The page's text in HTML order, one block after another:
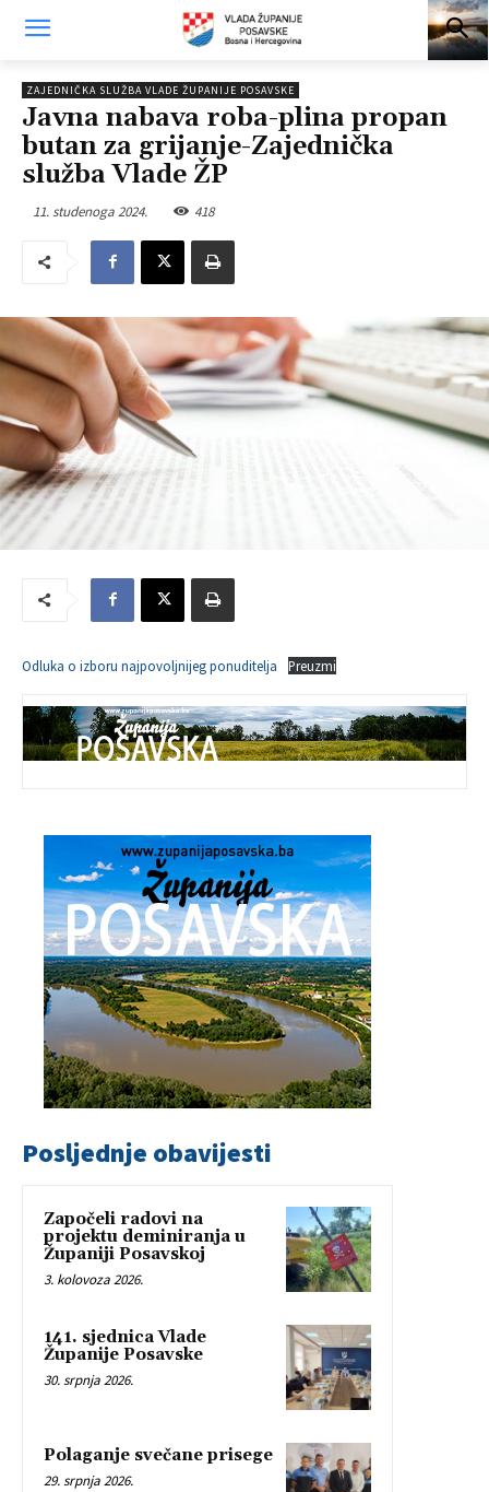
ZAJEDNIČKA SLUŽBA VLADE ŽUPANIJE POSAVSKE
Javna nabava roba-plina propan
butan za grijanje-Zajednička
služba Vlade ŽP
11. studenoga 2024. 418
Odluka o izboru najpovoljnijeg ponuditelja Preuzmi
Posljednje obavijesti
Započeli radovi na
projektu deminiranja u
Županiji Posavskoj
3. kolovoza 2026.
141. sjednica Vlade
Županije Posavske
30. srpnja 2026.
Polaganje svečane prisege
29. srpnja 2026.